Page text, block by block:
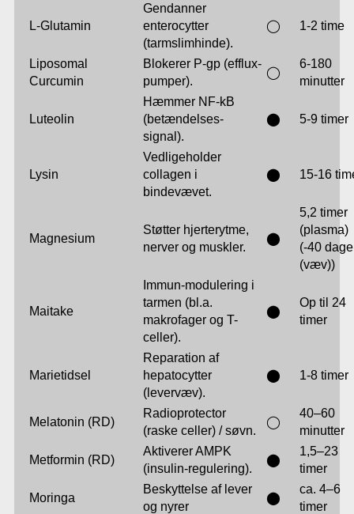
L-Glutamin
Gendanner
enterocytter
(tarmslimhinde).
◯ 1-2 time
Liposomal
Curcumin
Blokerer P-gp (efflux-
pumper).
◯
6-180
minutter
Luteolin
Hæmmer NF-kB
(betændelses-
signal).
⬤ 5-9 timer
Lysin
Vedligeholder
collagen i
bindevævet.
⬤ 15-16
Magnesium
Støtter hjerterytme,
nerver og muskler.
⬤
5,2 timer
(plasma)
(-40 dage
(væv))
Maitake
Immun-modulering i
tarmen (bl.a.
makrofager og T-
celler).
⬤
Op til 24
timer
Marietidsel
Reparation af
hepatocytter
(levervæv).
⬤ 1-8 timer
Melatonin (RD)
Radioprotector
(raske celler) / søvn.
◯
40–60
minutter
Metformin (RD)
Aktiverer AMPK
(insulin-regulering).
⬤
1,5–23
timer
Moringa
Beskyttelse af lever
og nyrer
⬤
ca. 4–6
timer